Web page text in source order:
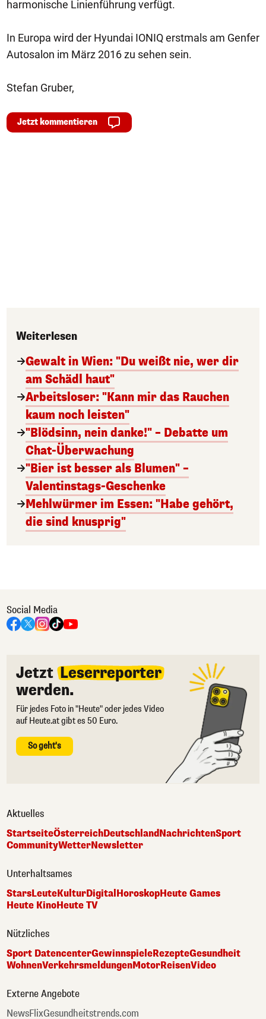
harmonische Linienführung verfügt.
In Europa wird der Hyundai IONIQ erstmals am Genfer
Autosalon im März 2016 zu sehen sein.
Stefan Gruber,
Jetzt kommentieren
Weiterlesen
Gewalt in Wien: "Du weißt nie, wer dir
am Schädl haut"
Arbeitsloser: "Kann mir das Rauchen
kaum noch leisten"
"Blödsinn, nein danke!" – Debatte um
Chat-Überwachung
"Bier ist besser als Blumen" –
Valentinstags-Geschenke
Mehlwürmer im Essen: "Habe gehört,
die sind knusprig"
Social Media
Jetzt Leserreporter
werden.
Für jedes Foto in "Heute" oder jedes Video
auf Heute.at gibt es 50 Euro.
So geht's
Aktuelles
StartseiteÖsterreichDeutschlandNachrichtenSport
CommunityWetterNewsletter
Unterhaltsames
StarsLeuteKulturDigital HoroskopHeute Games
Heute KinoHeute TV
Nützliches
Sport DatencenterGewinnspieleRezepteGesundheit
WohnenVerkehrsmeldungenMotorReisenVideo
Externe Angebote
NewsFlixGesundheitstrends.com